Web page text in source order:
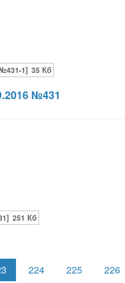
1] 35 Кб
№431
251 Кб
224 225 226